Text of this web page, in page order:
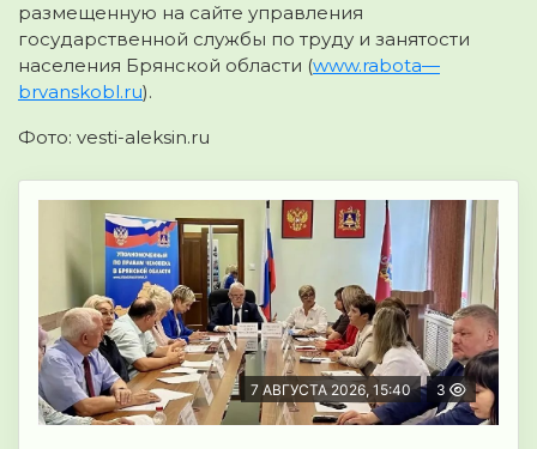
размещенную на сайте управления
государственной службы по труду и занятости
населения Брянской области (www.rabota—
brvanskobl.ru).
Фото: vesti-aleksin.ru
7 АВГУСТА 2026, 15:40 3